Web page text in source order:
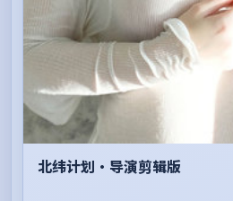
北纬计划·导演剪辑版